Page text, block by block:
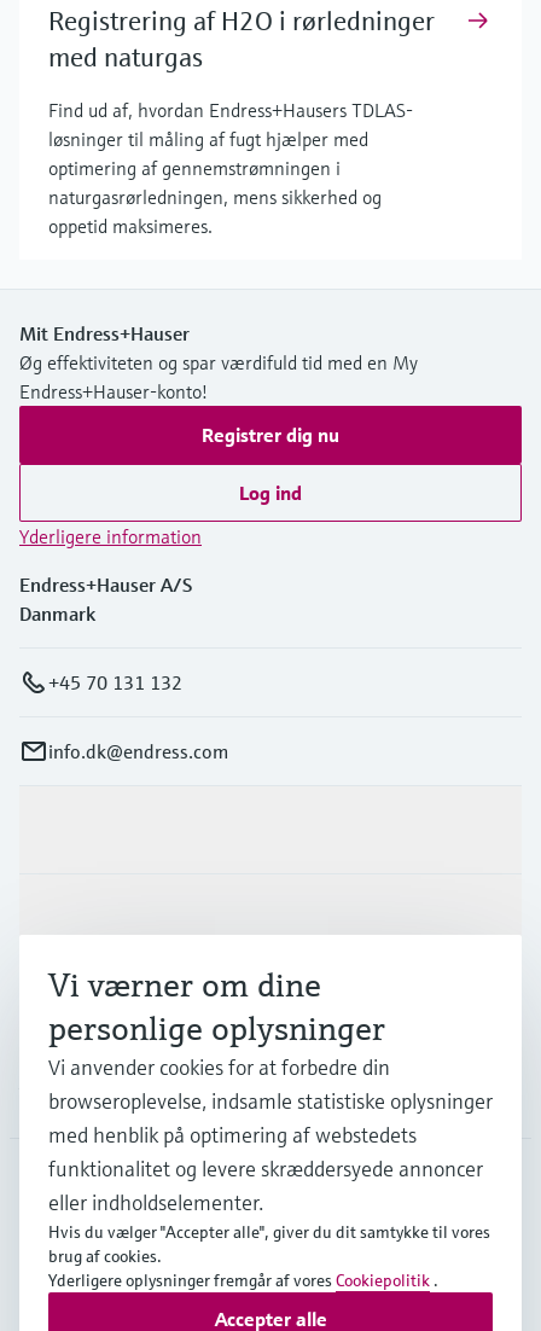
Registrering af H2O i rørledninger
med naturgas
Find ud af, hvordan Endress+Hausers TDLAS-
løsninger til måling af fugt hjælper med
optimering af gennemstrømningen i
naturgasrørledningen, mens sikkerhed og
oppetid maksimeres.
Mit Endress+Hauser
Øg effektiviteten og spar værdifuld tid med en My
Endress+Hauser-konto!
Registrer dig nu
Log ind
Yderligere information
Endress+Hauser A/S
Danmark
+45 70 131 132
info.dk@endress.com
Virksomhed
DNK •Dansk
Copyright © Endress+Hauser Group Services AG
Vi værner om dine
personlige oplysninger
Vi anvender cookies for at forbedre din
browseroplevelse, indsamle statistiske oplysninger
med henblik på optimering af webstedets
funktionalitet og levere skræddersyede annoncer
eller indholdselementer.
Hvis du vælger "Accepter alle", giver du dit samtykke til vores
brug af cookies.
Yderligere oplysninger fremgår af voresCookiepolitik .
Accepter alle